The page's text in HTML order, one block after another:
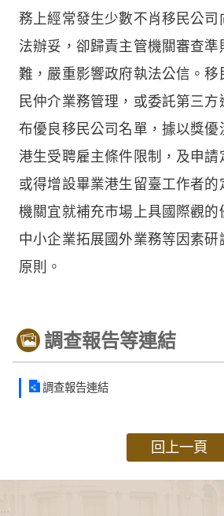
務上經常發生少數不肖移民公司
法辦妥，卻歸責主管機關審查準
難，嚴重影響政府執法公信。移
民仲介業務管理，或委託第三
布優良移民公司名單，據以獎優
港生受聘雇主條件限制，及申請
或得增設畢業港生留臺工作者的
機關宜就補充市場上具國際觀的
中小企業拓展國外業務等因素研
原則。
調查報告等連結
調查報告連結
回上一頁